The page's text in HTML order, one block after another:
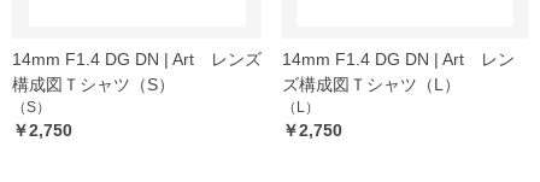
14mm F1.4 DG DN | Art レンズ
構成図Ｔシャツ（S）
（S）
￥2,750
14mm F1.4 DG DN | Art レン
ズ構成図Ｔシャツ（L）
（L）
￥2,750